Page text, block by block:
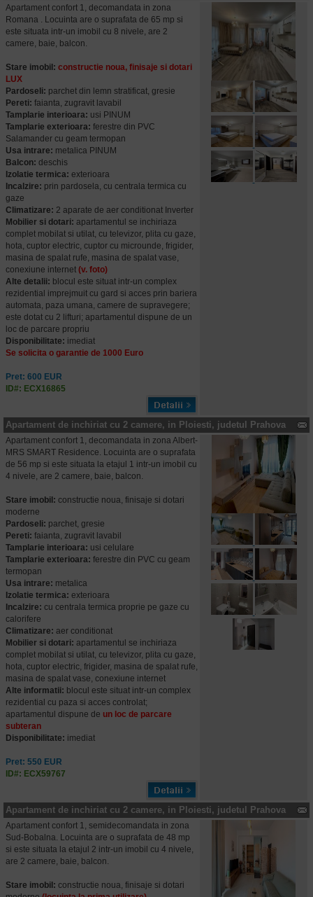
Apartament confort 1, decomandata in zona
Romana . Locuinta are o suprafata de 65 mp si
este situata intr-un imobil cu 8 nivele, are 2
camere, baie, balcon.
Stare imobil: constructie noua, finisaje si dotari
LUX
Pardoseli: parchet din lemn stratificat, gresie
Pereti: faianta, zugravit lavabil
Tamplarie interioara: usi PINUM
Tamplarie exterioara: ferestre din PVC
Salamander cu geam termopan
Usa intrare: metalica PINUM
Balcon: deschis
Izolatie termica: exterioara
Incalzire: prin pardosela, cu centrala termica cu
gaze
Climatizare: 2 aparate de aer conditionat Inverter
Mobilier si dotari: apartamentul se inchiriaza
complet mobilat si utilat, cu televizor, plita cu gaze,
hota, cuptor electric, cuptor cu microunde, frigider,
masina de spalat rufe, masina de spalat vase,
conexiune internet (v. foto)
Alte detalii: blocul este situat intr-un complex
rezidential imprejmuit cu gard si acces prin bariera
automata, paza umana, camere de supravegere;
este dotat cu 2 lifturi; apartamentul dispune de un
loc de parcare propriu
Disponibilitate: imediat
Se solicita o garantie de 1000 Euro
Pret: 600 EUR
ID#: ECX16865
Apartament de inchiriat cu 2 camere, in Ploiesti, judetul Prahova
Apartament confort 1, decomandata in zona Albert-
MRS SMART Residence. Locuinta are o suprafata
de 56 mp si este situata la etajul 1 intr-un imobil cu
4 nivele, are 2 camere, baie, balcon.
Stare imobil: constructie noua, finisaje si dotari
moderne
Pardoseli: parchet, gresie
Pereti: faianta, zugravit lavabil
Tamplarie interioara: usi celulare
Tamplarie exterioara: ferestre din PVC cu geam
termopan
Usa intrare: metalica
Izolatie termica: exterioara
Incalzire: cu centrala termica proprie pe gaze cu
calorifere
Climatizare: aer conditionat
Mobilier si dotari: apartamentul se inchiriaza
complet mobilat si utilat, cu televizor, plita cu gaze,
hota, cuptor electric, frigider, masina de spalat rufe,
masina de spalat vase, conexiune internet
Alte informatii: blocul este situat intr-un complex
rezidential cu paza si acces controlat;
apartamentul dispune de un loc de parcare
subteran
Disponibilitate: imediat
Pret: 550 EUR
ID#: ECX59767
Apartament de inchiriat cu 2 camere, in Ploiesti, judetul Prahova
Apartament confort 1, semidecomandata in zona
Sud-Bobalna. Locuinta are o suprafata de 48 mp
si este situata la etajul 2 intr-un imobil cu 4 nivele,
are 2 camere, baie, balcon.
Stare imobil: constructie noua, finisaje si dotari